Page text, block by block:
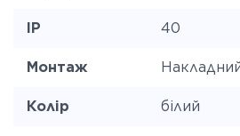
IP 40
Монтаж
Колір білий